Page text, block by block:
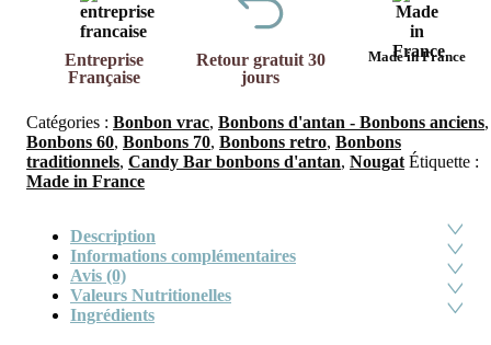
Entreprise
Française
Retour gratuit 30
jours
Made in France
Catégories : Bonbon vrac, Bonbons d'antan - Bonbons anciens,
Bonbons 60, Bonbons 70, Bonbons retro, Bonbons
traditionnels, Candy Bar bonbons d'antan, Nougat Étiquette :
Made in France
Description
Informations complémentaires
Avis (0)
Valeurs Nutritionelles
Ingrédients